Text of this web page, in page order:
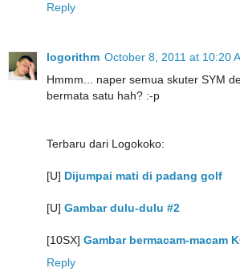
Reply
logorithm October 8, 2011 at 10:20
Hmmm... naper semua skuter SYM
bermata satu hah? :-p
Terbaru dari Logokoko:
[U] Dijumpai mati di padang golf
[U] Gambar dulu-dulu #2
[10SX] Gambar bermacam-macam
Reply